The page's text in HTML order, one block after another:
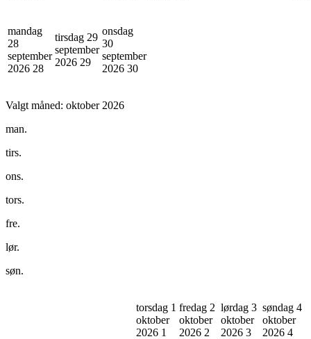
mandag
28
september
2026 28
tirsdag 29
september
2026 29
onsdag
30
september
2026 30
Valgt måned: oktober 2026
man.
tirs.
ons.
tors.
fre.
lør.
søn.
torsdag 1
oktober
2026 1
fredag 2
oktober
2026 2
lørdag 3
oktober
2026 3
søndag 4
oktober
2026 4